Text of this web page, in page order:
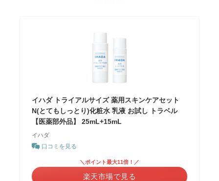
イハダ トライアルサイズ 薬用スキンケアセット
N(とてもしっとり)化粧水 乳液 お試し トラベル
【医薬部外品】 25mL+15mL
イハダ
口コミを見る
＼ポイント最大11倍！／
楽天市場で見る